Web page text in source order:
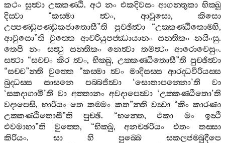
කථං සුත්‍වා උක‍්කණ‍්ඨි. අථ නං එකදිවසං ආගන‍්තුකා භික‍්ඛූ
දිස‍්වා “කස‍්මා ත්‍වං, ආවුසො, කිසො
උප‍්පණ‍්ඩුපණ‍්ඩුකජාතොසී”ති පුච‍්ඡිත්‍වා“උක‍්කණ‍්ඨිතොම‍්හි,
ආවුසො”ති වුත‍්තෙ ආචරියුපජ‍්ඣායානං සන‍්තිකං නයිංසු.
තෙපි
නං සත්‍ථු සන‍්තිකං නෙත්‍වා තමත්‍ථං ආරොචෙසුං.
සත්‍ථා “සච‍්චං කිර ත්‍වං,භික‍්ඛු,උක‍්කණ‍්ඨිතොසී”ති පුච‍්ඡිත්‍වා
“සච‍්ච”න‍්ති වුත‍්තෙ “කස‍්මා ත්‍වං මාදිසස‍්ස ආරද‍්ධවීරියස‍්ස
බුද‍්ධස‍්ස
සාසනෙ පබ‍්බජිත්‍වා‘සොතාපන‍්නො’ති
වා
‘සකදාගාමී’ති වා අත‍්තානං අවදාපෙත්‍වා ‘උක‍්කණ‍්ඨිතො’ති
වදාපෙසි,භාරියං තෙ කම‍්මං කත”න‍්ති වත්‍වා“කිං කාරණා
උක‍්කණ‍්ඨිතොසී”ති පුච‍්ඡි. “භන‍්තෙ,එකා මං
ඉත්‍ථී
එවමාහා”ති වුත‍්තෙ, “භික‍්ඛු,අනච‍්ඡරියං එතං
තස‍්සා
කිරියං. සා හි පුබ‍්බෙ
සකලජම‍්බුදීපෙ